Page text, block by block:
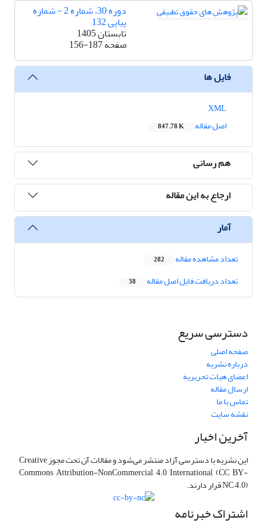
دوره 30، شماره 2 - شماره
پیاپی 132
تابستان 1405
صفحه156-187
فایل ها
اصل مقاله
847.78 K
هم رسانی
ارجاع به این مقاله
آمار
تعداد مشاهده مقاله 282
تعداد دریافت فایل اصل مقاله 38
دسترسی سریع
صفحه اصلی
درباره نشریه
اعضای هیات تحریریه
ارسال مقاله
تماس با ما
نقشه سایت
آخرین اخبار
این نشریه با دسترسی آزاد منتشر می‌شود و مقالات آن تحت مجوز Creative
Commons Attribution-NonCommercial 4.0 International (CC BY-
NC 4.0) قرار دارند.
اشتراک خبرنامه